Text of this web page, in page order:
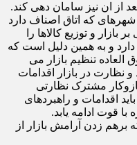
که اتاق اصناف دارد
و توزیع کالاها را
و به همین دلیل است که
تنظیم بازار می
و نظارت در بازار اقدامات
مشترک نظارتی
اقدامات و راهبردهای
برهم زدن آرامش بازار از